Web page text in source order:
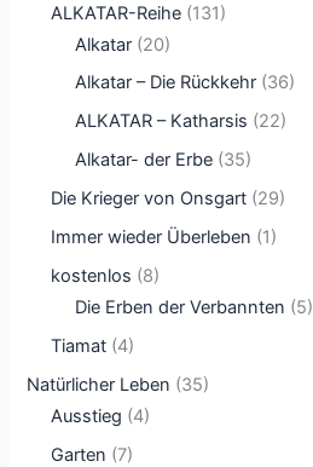
ALKATAR-Reihe (131)
Alkatar (20)
Alkatar – Die Rückkehr (36)
ALKATAR – Katharsis (22)
Alkatar- der Erbe (35)
Die Krieger von Onsgart (29)
Immer wieder Überleben (1)
kostenlos (8)
Die Erben der Verbannten (5)
Tiamat (4)
Natürlicher Leben (35)
Ausstieg (4)
Garten (7)